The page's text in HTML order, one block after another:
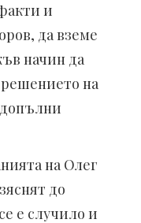
и
да вземе
начин да
решението на
допълни
на Олег
до
е случило и